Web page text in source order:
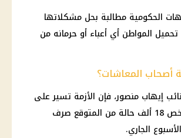
الحكومية مطالبة بحل مشكلاتها
تحميل المواطن أي أعباء أو حرمانه من
أصحاب المعاشات؟
إيهاب منصور، فإن الأزمة تسير على
مرحلتين؛ الأولى تخص 18 ألف حالة من المتوقع صرف
الجاري.